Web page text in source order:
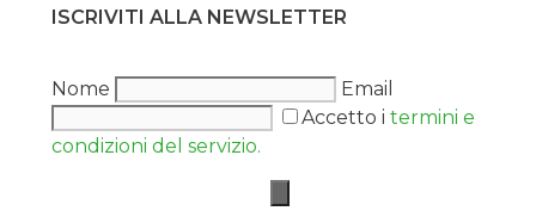
ISCRIVITI ALLA NEWSLETTER
Nome
Email
Accetto i termini e
condizioni del servizio.